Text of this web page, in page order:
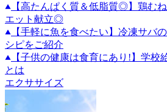
【高たんぱく質＆低脂質◎】鶏む
エット献立◎
【手軽に魚を食べたい】冷凍サバ
シピをご紹介
【子供の健康は食育にあり!】学校
とは
エクササイズ